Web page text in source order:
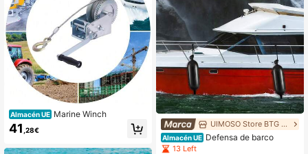
Almacén UE Marine Winch
41 ,28€
UIMOSO Store BTG EU
Almacén UE Defensa de barco
13 Left